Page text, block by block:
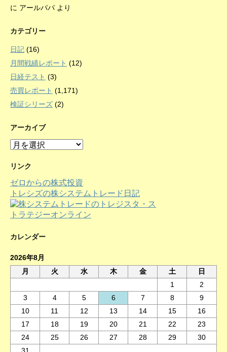
に アールパパ より
カテゴリー
日記 (16)
月間戦績レポート (12)
日経テスト (3)
売買レポート (1,171)
検証シリーズ (2)
アーカイブ
ア
カ
ブ
リンク
ゼロからの株式投資
トレシズの株システムトレード日記
カレンダー
2026年8月
月
火 水 木 金 土
日
1
2
3
4 5 6 7 8
9
10
11 12 13 14 15
16
17
18 19 20 21 22
23
24
25 26 27 28 29
30